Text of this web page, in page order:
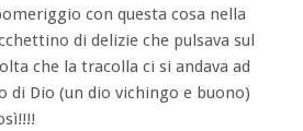
con questa cosa nella
di delizie che pulsava sul
che la tracolla ci si andava ad
di Dio (un dio vichingo e buono)